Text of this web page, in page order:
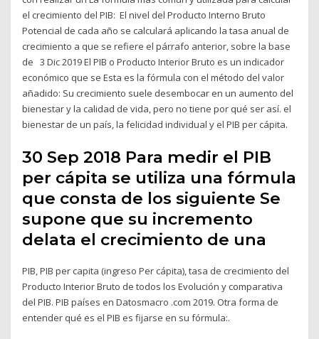
el crecimiento del PIB: El nivel del Producto Interno Bruto
Potencial de cada año se calculará aplicando la tasa anual de
crecimiento a que se refiere el párrafo anterior, sobre la base
de 3 Dic 2019 El PIB o Producto Interior Bruto es un indicador
económico que se Esta es la fórmula con el método del valor
añadido: Su crecimiento suele desembocar en un aumento del
bienestar y la calidad de vida, pero no tiene por qué ser así. el
bienestar de un país, la felicidad individual y el PIB per cápita.
30 Sep 2018 Para medir el PIB
per cápita se utiliza una fórmula
que consta de los siguiente Se
supone que su incremento
delata el crecimiento de una
PIB, PIB per capita (ingreso Per cápita), tasa de crecimiento del
Producto Interior Bruto de todos los Evolución y comparativa
del PIB. PIB países en Datosmacro .com 2019. Otra forma de
entender qué es el PIB es fijarse en su fórmula:.